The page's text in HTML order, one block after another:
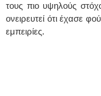
τους πιο υψηλούς
ονειρευτεί ότι έχασε
εμπειρίες.